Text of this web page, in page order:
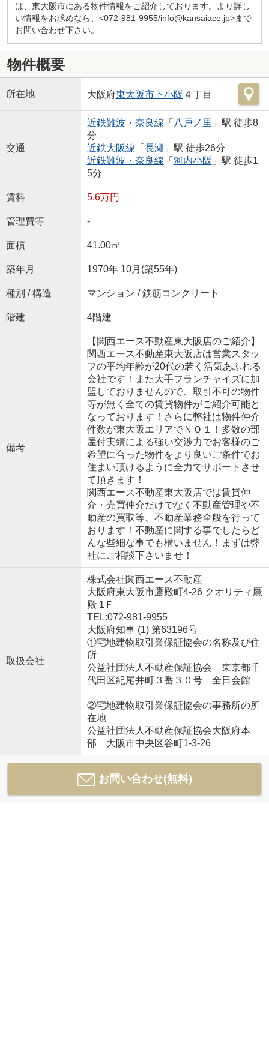
は、東大阪市にある物件情報をご紹介しております。より詳し
い情報をお求めなら、<072-981-9955/info@kansaiace.jp>まで
お問い合わせ下さい。
物件概要
所在地 大阪府東大阪市下小阪 ４丁目
交通
近鉄難波・奈良線 「 八戸ノ里 」駅 徒歩8
分
近鉄大阪線 「 長瀬」駅 徒歩26分
近鉄難波・奈良線 「 河内小阪 」駅 徒歩1
5分
賃料 5.6万円
管理費等 -
面積 41.00㎡
築年月 1970年 10月(築55年)
種別 / 構造 マンション / 鉄筋コンクリート
階建 4階建
備考
【関西エース不動産東大阪店のご紹介】
関西エース不動産東大阪店は営業スタッ
フの平均年齢が20代の若く活気あふれる
会社です！また大手フランチャイズに加
盟しておりませんので、取引不可の物件
等が無く全ての賃貸物件がご紹介可能と
なっております！さらに弊社は物件仲介
件数が東大阪エリアでＮＯ１！多数の部
屋付実績による強い交渉力でお客様のご
希望に合った物件をより良いご条件でお
住まい頂けるように全力でサポートさせ
て頂きます！
関西エース不動産東大阪店では賃貸仲
介・売買仲介だけでなく不動産管理や不
動産の買取等、不動産業務全般を行って
おります！不動産に関する事でしたらど
んな些細な事でも構いません！まずは弊
社にご相談下さいませ！
取扱会社
株式会社関西エース不動産
大阪府東大阪市鷹殿町4-26 クオリティ鷹
殿 1Ｆ
TEL:072-981-9955
大阪府知事 (1) 第63196号
①宅地建物取引業保証協会の名称及び住
所
公益社団法人不動産保証協会 東京都千
代田区紀尾井町３番３０号 全日会館
②宅地建物取引業保証協会の事務所の所
在地
公益社団法人不動産保証協会大阪府本
部 大阪市中央区谷町1-3-26
お問い合わせ(無料)